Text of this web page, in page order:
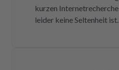
kurzen
leider keine Seltenheit